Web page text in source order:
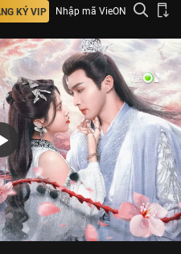
KÝ VIP Nhập mã VieON